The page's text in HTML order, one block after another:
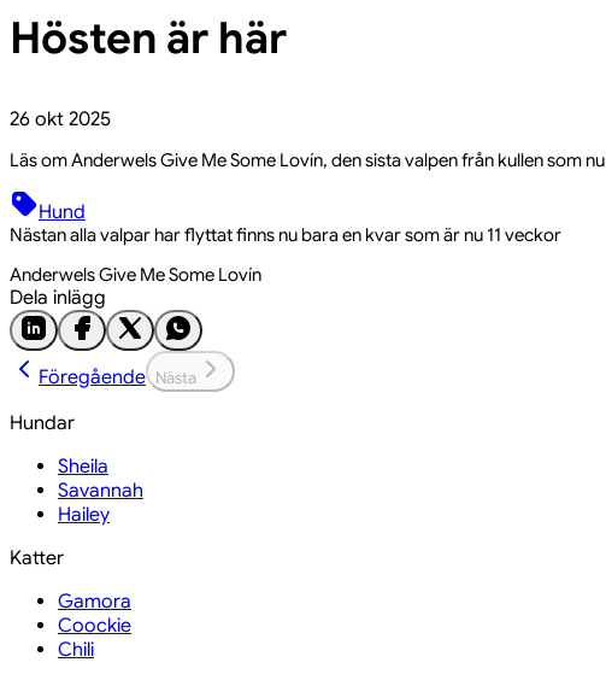
Hösten är här
26 okt 2025
Läs om Anderwels Give Me Some Lovín, den sista valpen från kullen som
Hund
Nästan alla valpar har flyttat finns nu bara en kvar som är nu 11 veckor
Anderwels Give Me Some Lovín
Dela inlägg
Föregående Nästa
Hundar
Sheila
Savannah
Hailey
Katter
Gamora
Coockie
Chili